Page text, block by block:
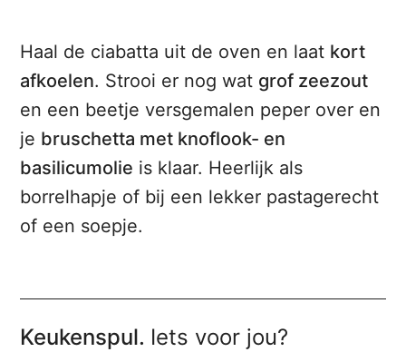
Haal de ciabatta uit de oven en laat kort
afkoelen. Strooi er nog wat grof zeezout
en een beetje versgemalen peper over en
je bruschetta met knoflook- en
basilicumolie is klaar. Heerlijk als
borrelhapje of bij een lekker pastagerecht
of een soepje.
Keukenspul. Iets voor jou?